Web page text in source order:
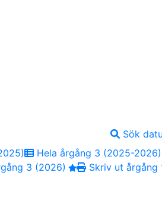
Sök
Hela årgång 3 (2025-2026)
3 (2026) Skriv ut årgång